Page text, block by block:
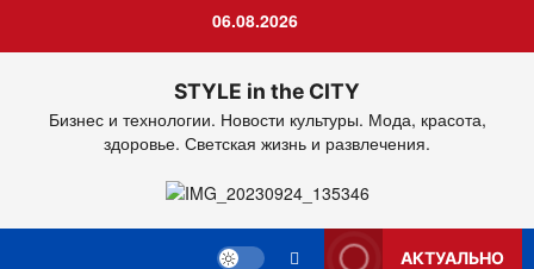
содержимому
06.08.2026
STYLE in the CITY
Бизнес и технологии. Новости культуры. Мода, красота,
здоровье. Светская жизнь и развлечения.
АКТУАЛЬНО